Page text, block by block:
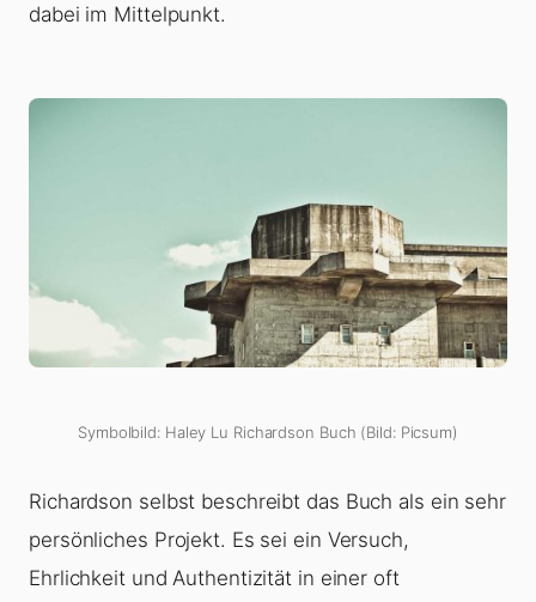
dabei im Mittelpunkt.
Symbolbild: Haley Lu Richardson Buch (Bild: Picsum)
Richardson selbst beschreibt das Buch als ein sehr
persönliches Projekt. Es sei ein Versuch,
Ehrlichkeit und Authentizität in einer oft